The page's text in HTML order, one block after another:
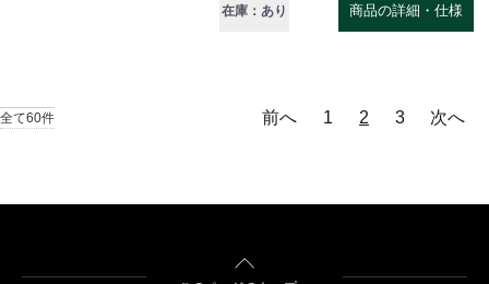
在庫：あり 商品の詳細・仕様
全て60件 前へ 1 2 3 次へ